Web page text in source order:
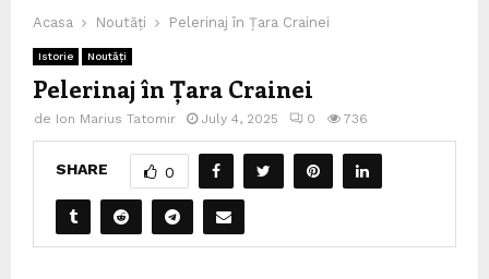
Acasa Noutăți Pelerinaj în Țara Crainei
Istorie Noutăți
Pelerinaj în Țara Crainei
de Ion Marius Tatomir July 4, 2025 0 736
SHARE 0